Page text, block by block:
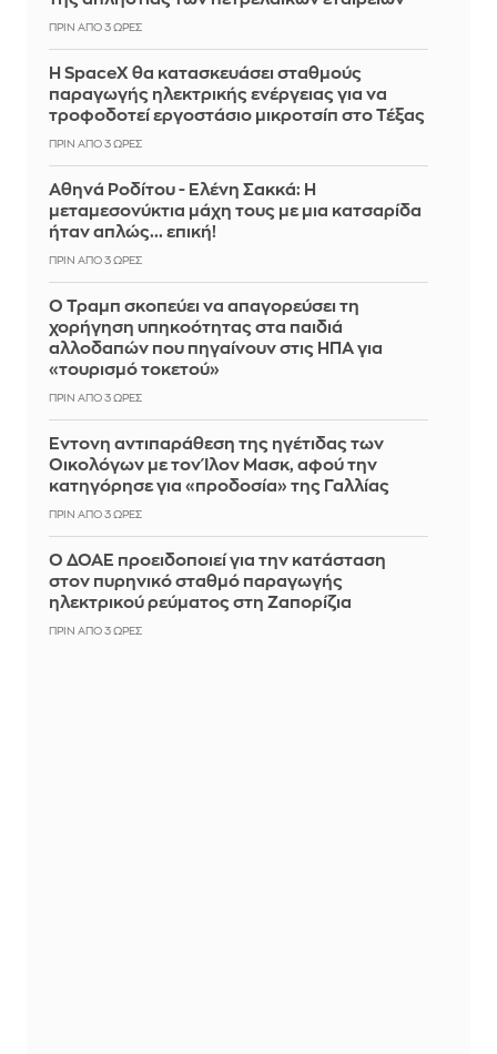
ΠΡΙΝ ΑΠΌ 3 ΏΡΕΣ
Η SpaceX θα κατασκευάσει σταθμούς
παραγωγής ηλεκτρικής ενέργειας για να
τροφοδοτεί εργοστάσιο μικροτσίπ στο Τέξας
ΠΡΙΝ ΑΠΌ 3 ΏΡΕΣ
Αθηνά Ροδίτου - Ελένη Σακκά: Η
μεταμεσονύκτια μάχη τους με μια κατσαρίδα
ήταν απλώς... επική!
ΠΡΙΝ ΑΠΌ 3 ΏΡΕΣ
Ο Τραμπ σκοπεύει να απαγορεύσει τη
χορήγηση υπηκοότητας στα παιδιά
αλλοδαπών που πηγαίνουν στις ΗΠΑ για
«τουρισμό τοκετού»
ΠΡΙΝ ΑΠΌ 3 ΏΡΕΣ
Έντονη αντιπαράθεση της ηγέτιδας των
Οικολόγων με τον Ίλον Μασκ, αφού την
κατηγόρησε για «προδοσία» της Γαλλίας
ΠΡΙΝ ΑΠΌ 3 ΏΡΕΣ
Ο ΔΟΑΕ προειδοποιεί για την κατάσταση
στον πυρηνικό σταθμό παραγωγής
ηλεκτρικού ρεύματος στη Ζαπορίζια
ΠΡΙΝ ΑΠΌ 3 ΏΡΕΣ